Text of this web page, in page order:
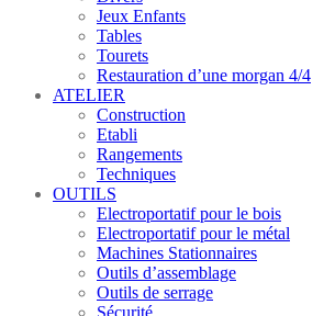
Jeux Enfants
Tables
Tourets
Restauration d’une morgan 4/4
ATELIER
Construction
Etabli
Rangements
Techniques
OUTILS
Electroportatif pour le bois
Electroportatif pour le métal
Machines Stationnaires
Outils d’assemblage
Outils de serrage
Sécurité